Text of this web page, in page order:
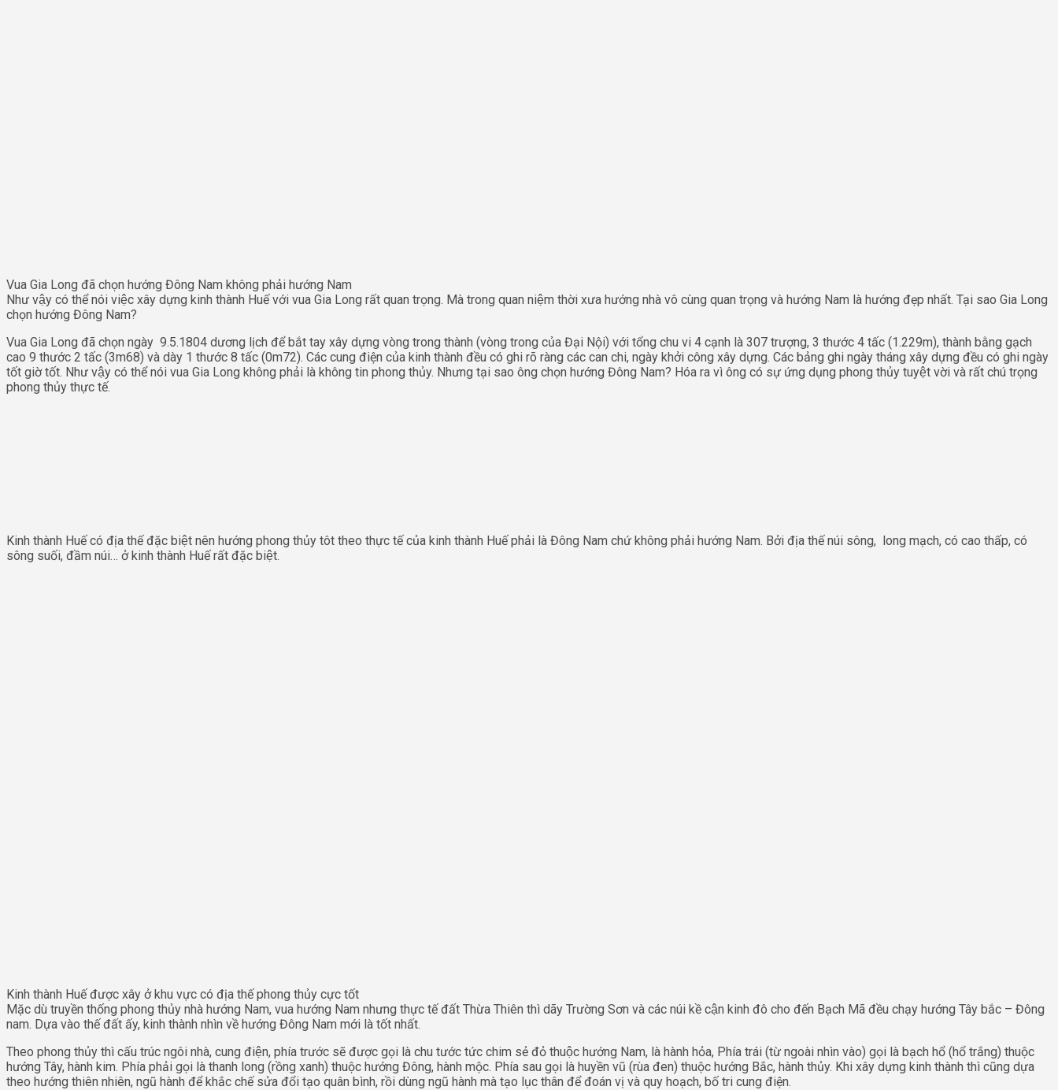
Vua Gia Long đã chọn hướng Đông Nam không phải hướng Nam
Như vậy có thể nói việc xây dựng kinh thành Huế với vua Gia Long rất quan trọng. Mà trong quan niệm thời xưa hướng nhà vô cùng quan trọng và hướng Nam là hướng đẹp nhất. Tại sao Gia Long
chọn hướng Đông Nam?
Vua Gia Long đã chọn ngày 9.5.1804 dương lịch để bắt tay xây dựng vòng trong thành (vòng trong của Đại Nội) với tổng chu vi 4 cạnh là 307 trượng, 3 thước 4 tấc (1.229m), thành bằng gạch
cao 9 thước 2 tấc (3m68) và dày 1 thước 8 tấc (0m72). Các cung điện của kinh thành đều có ghi rõ ràng các can chi, ngày khởi công xây dựng. Các bảng ghi ngày tháng xây dựng đều có ghi ngày
tốt giờ tốt. Như vậy có thể nói vua Gia Long không phải là không tin phong thủy. Nhưng tại sao ông chọn hướng Đông Nam? Hóa ra vì ông có sự ứng dụng phong thủy tuyệt vời và rất chú trọng
phong thủy thực tế.
Kinh thành Huế có địa thế đặc biệt nên hướng phong thủy tôt theo thực tế của kinh thành Huế phải là Đông Nam chứ không phải hướng Nam. Bởi địa thế núi sông, long mạch, có cao thấp, có
sông suối, đầm núi… ở kinh thành Huế rất đặc biệt.
Kinh thành Huế được xây ở khu vực có địa thế phong thủy cực tốt
Mặc dù truyền thống phong thủy nhà hướng Nam, vua hướng Nam nhưng thực tế đất Thừa Thiên thì dãy Trường Sơn và các núi kề cận kinh đô cho đến Bạch Mã đều chạy hướng Tây bắc – Đông
nam. Dựa vào thế đất ấy, kinh thành nhìn về hướng Đông Nam mới là tốt nhất.
Theo phong thủy thì cấu trúc ngôi nhà, cung điện, phía trước sẽ được gọi là chu tước tức chim sẻ đỏ thuộc hướng Nam, là hành hỏa, Phía trái (từ ngoài nhìn vào) gọi là bạch hổ (hổ trắng) thuộc
hướng Tây, hành kim. Phía phải gọi là thanh long (rồng xanh) thuộc hướng Đông, hành mộc. Phía sau gọi là huyền vũ (rùa đen) thuộc hướng Bắc, hành thủy. Khi xây dựng kinh thành thì cũng dựa
theo hướng thiên nhiên, ngũ hành để khắc chế sửa đổi tạo quân bình, rồi dùng ngũ hành mà tạo lục thân để đoán vị và quy hoạch, bố tri cung điện.